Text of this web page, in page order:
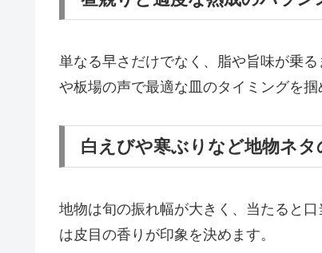
単なる早さだけでなく、脂や旨味が乗
や板場の声で最適な皿のタイミングを掴
白えびや寒ぶりなど地物ネタ
地物は旬の振れ幅が大きく、当たると
は皮目の香りが印象を決めます。